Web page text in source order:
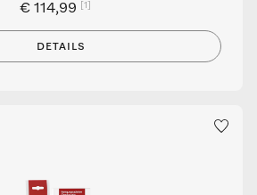
€ 114,99 [1]
DETAILS